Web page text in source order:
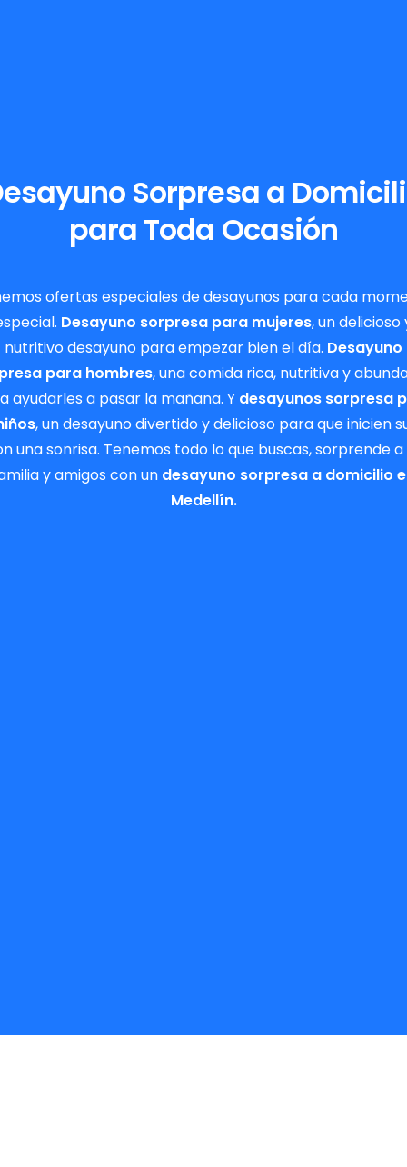
Sorpresa a
para Toda Ocasión
ofertas especiales de desayunos para cada
Desayuno sorpresa para mujeres, un delicioso
nutritivo desayuno para empezar bien el día. Desayuno
para hombres, una comida rica, nutritiva y
ayudarles a pasar la mañana. Y desayunos sorpresa
, un desayuno divertido y delicioso para que inicien
una sonrisa. Tenemos todo lo que buscas, sorprende
y amigos con un desayuno sorpresa a domicilio
Medellín.